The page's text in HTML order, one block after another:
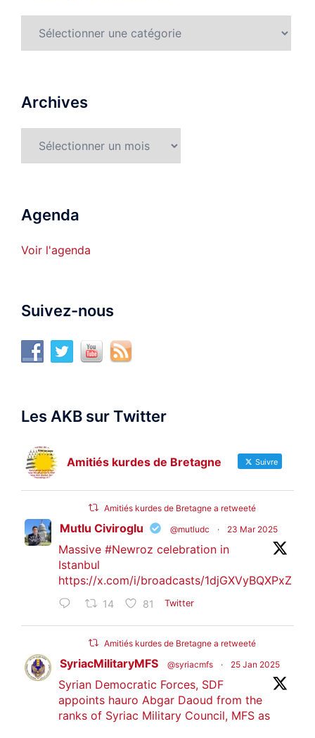
Archives
Agenda
Voir l'agenda
Suivez-nous
Les AKB sur Twitter
Amitiés kurdes de Bretagne Suivre
Amitiés kurdes de Bretagne a retweeté
Mutlu Civiroglu @mutludc · 23 Mar 2025
Massive #Newroz celebration in
Istanbul
https://x.com/i/broadcasts/1djGXVyBQXPxZ
14 81 Twitter
Amitiés kurdes de Bretagne a retweeté
SyriacMilitaryMFS @syriacmfs · 25 Jan 2025
Syrian Democratic Forces, SDF
appoints hauro Abgar Daoud from the
ranks of Syriac Military Council, MFS as